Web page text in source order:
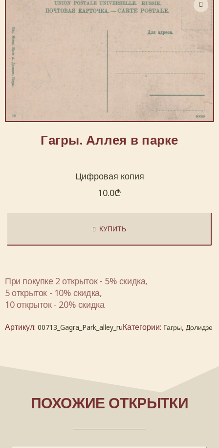
Гагры. Аллея в парке
Цифровая копия
10.0₾
КУПИТЬ
При покупке 2 открыток - 5% скидка,
5 открыток - 10% скидка,
10 открыток - 20% скидка
Артикул: 00713_Gagra_Park_alley_ruКатегории: Гагры, Долидзе
ПОХОЖИЕ ОТКРЫТКИ